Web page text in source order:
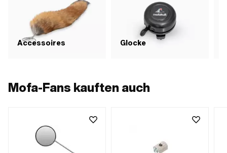
Accessoires Glocke
Mofa-Fans kauften auch